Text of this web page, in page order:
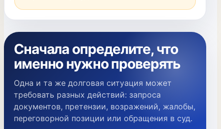
Сначала определите, что
именно нужно проверять
Одна и та же долговая ситуация может
требовать разных действий: запроса
документов, претензии, возражений, жалобы,
переговорной позиции или обращения в суд.